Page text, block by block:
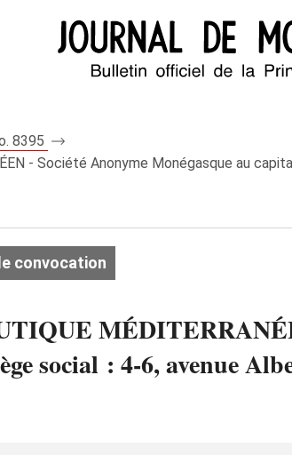
8395
- Société Anonyme Monégasque au
convocation
social : 4-6, avenue